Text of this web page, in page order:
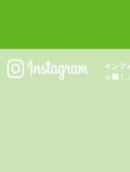
インフ
ォ麺！」